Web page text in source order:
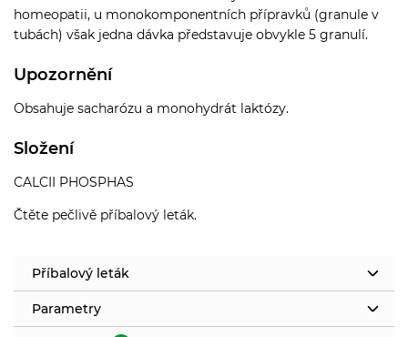
homeopatii, u monokomponentních přípravků (granule v
tubách) však jedna dávka představuje obvykle 5 granulí.
Upozornění
Obsahuje sacharózu a monohydrát laktózy.
Složení
CALCII PHOSPHAS
Čtěte pečlivě příbalový leták.
Příbalový leták
Parametry